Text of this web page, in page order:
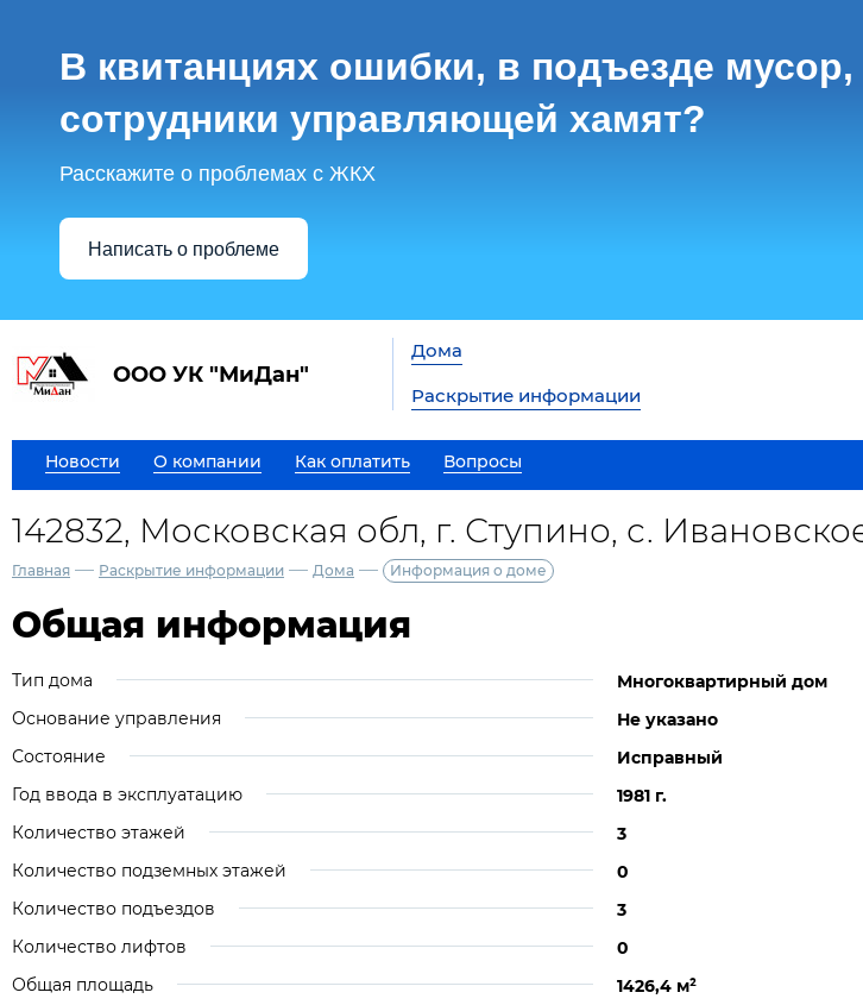
В квитанциях ошибки, в подъезде мусор,
сотрудники управляющей хамят?
Расскажите о проблемах с ЖКХ
Написать о проблеме
ООО УК "МиДан"
Дома
Раскрытие информации
Новости О компании Как оплатить Вопросы
142832, Московская обл, г. Ступино, с.
Главная — Раскрытие информации — Дома — Информация о доме
Общая информация
Тип дома
Многоквартирный дом
Основание управления
Не указано
Состояние
Исправный
Год ввода в эксплуатацию
1981 г.
Количество этажей
3
Количество подземных этажей
0
Количество подъездов
3
Количество лифтов
0
Общая площадь
1426,4 м²